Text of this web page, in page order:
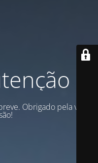
Obrigado pela vossa